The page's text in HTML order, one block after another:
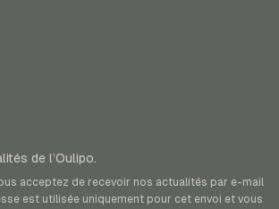
de l’Oulipo.
acceptez de recevoir nos actualités par e-mail
est utilisée uniquement pour cet envoi et vous